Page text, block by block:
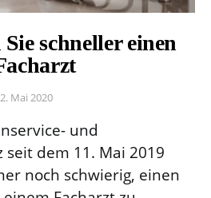
schneller einen
2. Mai 2020
und
seit dem 11. Mai 2019
noch schwierig, einen